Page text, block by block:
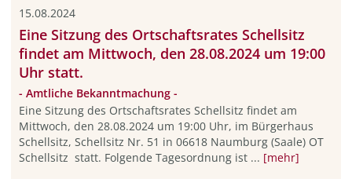
15.08.2024
Eine Sitzung des Ortschaftsrates Schellsitz
findet am Mittwoch, den 28.08.2024 um 19:00
Uhr statt.
- Amtliche Bekanntmachung -
Eine Sitzung des Ortschaftsrates Schellsitz findet am
Mittwoch, den 28.08.2024 um 19:00 Uhr, im Bürgerhaus
Schellsitz, Schellsitz Nr. 51 in 06618 Naumburg (Saale) OT
Schellsitz statt. Folgende Tagesordnung ist ... [mehr]